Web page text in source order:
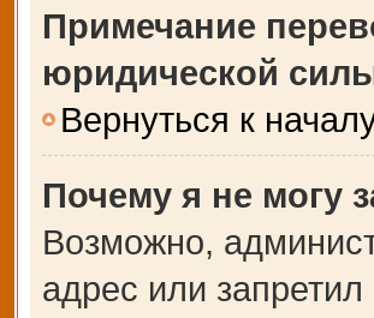
Примечание
юридической
Вернуться к
Почему я не могу
Возможно,
адрес или